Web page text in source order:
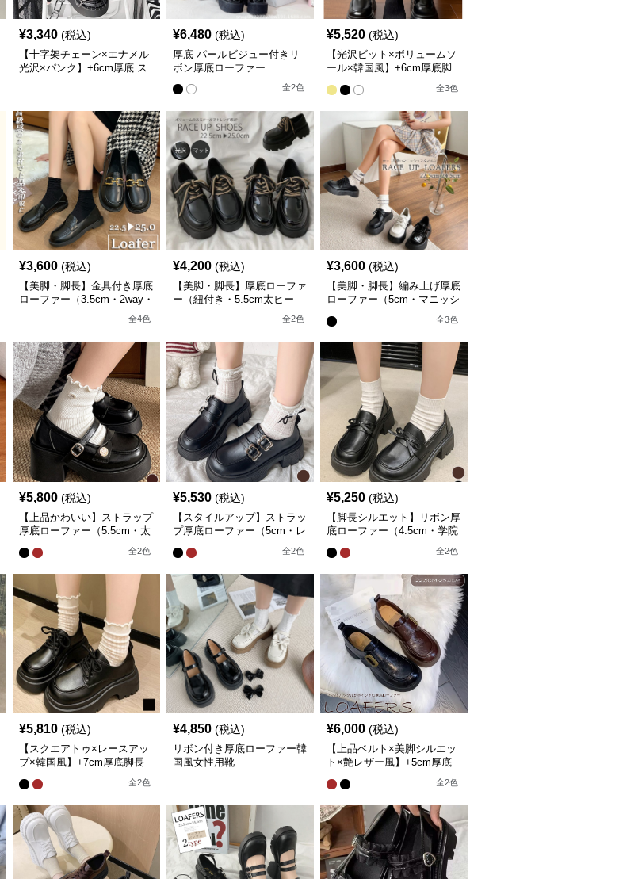
¥3,340 (税込)
【十字架チェーン×エナメル
光沢×パンク】+6cm厚底 ス
¥6,480 (税込)
厚底 パールビジュー付きリ
ボン厚底ローファー
全2色
¥5,520 (税込)
【光沢ビット×ボリュームソ
ール×韓国風】+6cm厚底脚
全3色
¥3,600 (税込)
【美脚・脚長】金具付き厚底
ローファー（3.5cm・2way・
黒）歩きやすいデザイン全4色
¥4,200 (税込)
【美脚・脚長】厚底ローファ
ー（紐付き・5.5cm太ヒー
ル・光沢/マット）トレンド
全2色
¥3,600 (税込)
【美脚・脚長】編み上げ厚底
ローファー（5cm・マニッシ
ュ・黒白）トレンドデザイン
全3色
¥5,800 (税込)
【上品かわいい】ストラップ
厚底ローファー（5.5cm・太
ヒール・金ボタン・黒/ブラ
ウン）
全2色
¥5,530 (税込)
【スタイルアップ】ストラッ
プ厚底ローファー（5cm・レ
ザー調・韓国風・黒/ブラウ
ン）
全2色
¥5,250 (税込)
【脚長シルエット】リボン厚
底ローファー（4.5cm・学院
風・ボリュームソール・黒/
ブラウン）
全2色
¥5,810 (税込)
【スクエアトゥ×レースアッ
プ×韓国風】+7cm厚底脚長
全2色
¥4,850 (税込)
リボン付き厚底ローファー韓
国風女性用靴
¥6,000 (税込)
【上品ベルト×美脚シルエッ
ト×艶レザー風】+5cm厚底
全2色